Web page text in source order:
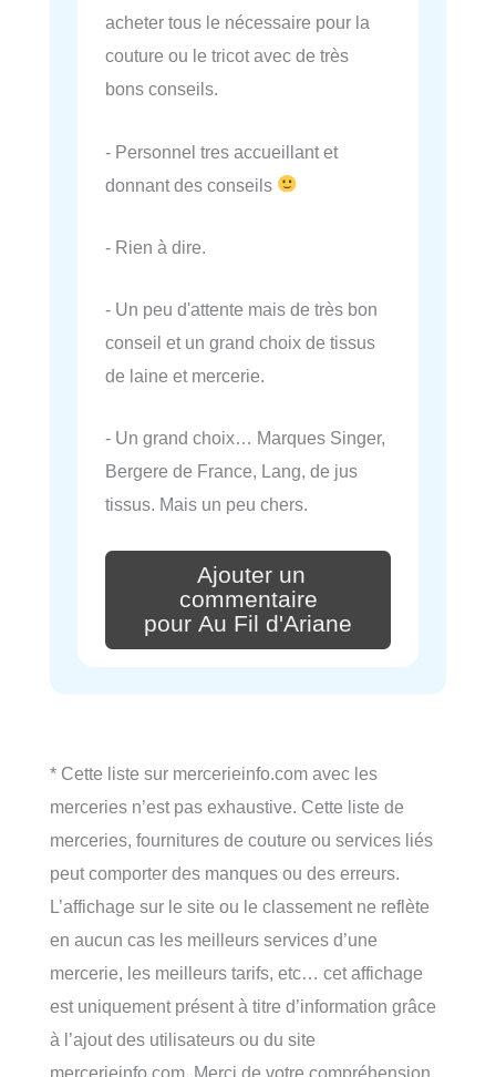
acheter tous le nécessaire pour la
couture ou le tricot avec de très
bons conseils.
- Personnel tres accueillant et
donnant des conseils
- Rien à dire.
- Un peu d'attente mais de très bon
conseil et un grand choix de tissus
de laine et mercerie.
- Un grand choix… Marques Singer,
Bergere de France, Lang, de jus
tissus. Mais un peu chers.
Ajouter un
commentaire
pour Au Fil d'Ariane
* Cette liste sur mercerieinfo.com avec les
merceries n’est pas exhaustive. Cette liste de
merceries, fournitures de couture ou services liés
peut comporter des manques ou des erreurs.
L’affichage sur le site ou le classement ne reflète
en aucun cas les meilleurs services d’une
mercerie, les meilleurs tarifs, etc… cet affichage
est uniquement présent à titre d’information grâce
à l’ajout des utilisateurs ou du site
mercerieinfo.com. Merci de votre compréhension.